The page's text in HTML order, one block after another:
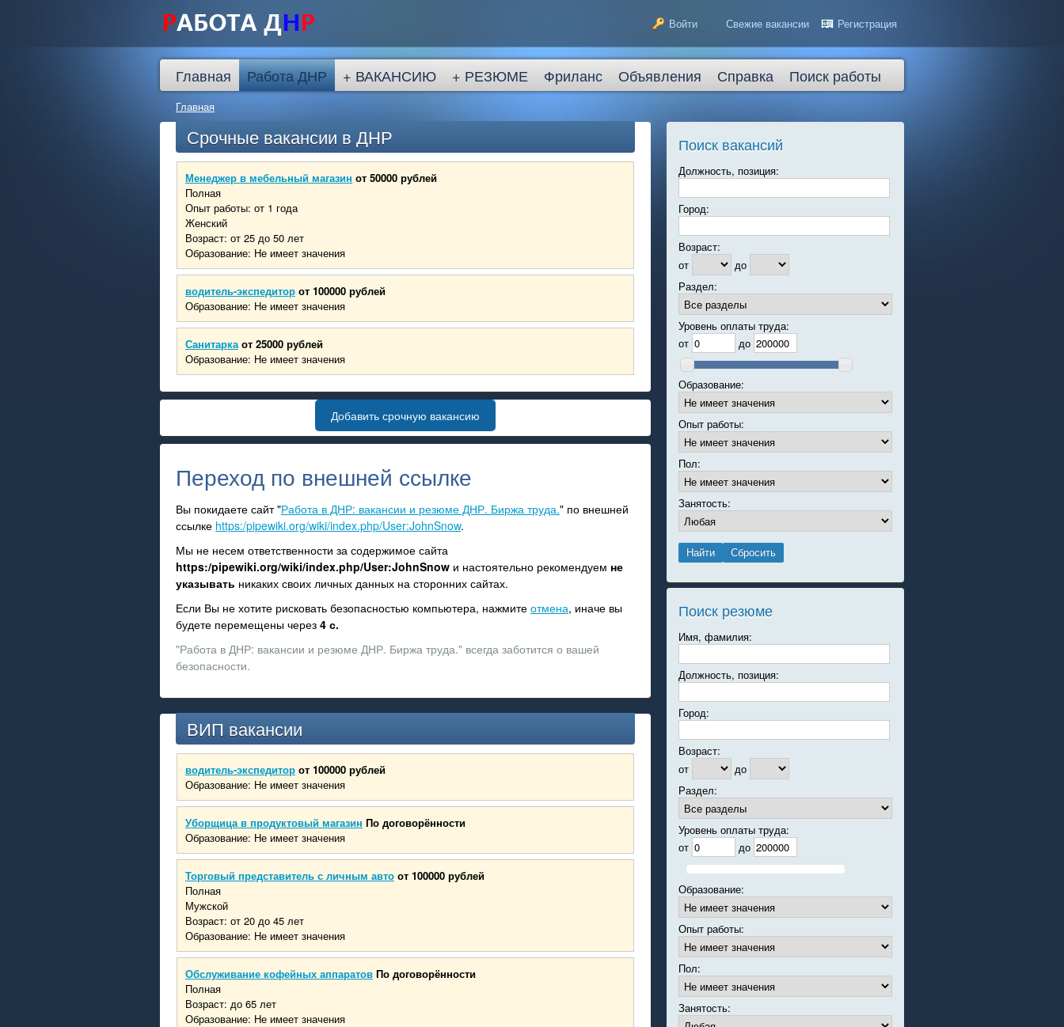
Войти Свежие вакансии Регистрация
Главная Работа ДНР + ВАКАНСИЮ + РЕЗЮМЕ Фриланс Объявления Справка Поиск работы
Главная
Срочные вакансии в ДНР
Менеджер в мебельный магазин от 50000 рублей
Полная
Опыт работы: от 1 года
Женский
Возраст: от 25 до 50 лет
Образование: Не имеет значения
водитель-экспедитор от 100000 рублей
Образование: Не имеет значения
Санитарка от 25000 рублей
Образование: Не имеет значения
Добавить срочную вакансию
Переход по внешней ссылке
Вы покидаете сайт "Работа в ДНР: вакансии и резюме ДНР. Биржа труда." по внешней
ссылке https:/pipewiki.org/wiki/index.php/User:JohnSnow.
Мы не несем ответственности за содержимое сайта
https:/pipewiki.org/wiki/index.php/User:JohnSnow и настоятельно рекомендуем не
указывать никаких своих личных данных на сторонних сайтах.
Если Вы не хотите рисковать безопасностью компьютера, нажмите отмена, иначе вы
будете перемещены через 3 с.
"Работа в ДНР: вакансии и резюме ДНР. Биржа труда." всегда заботится о вашей
безопасности.
ВИП вакансии
водитель-экспедитор от 100000 рублей
Образование: Не имеет значения
Уборщица в продуктовый магазин По договорённости
Образование: Не имеет значения
Торговый представитель с личным авто от 100000 рублей
Полная
Мужской
Возраст: от 20 до 45 лет
Образование: Не имеет значения
Обслуживание кофейных аппаратов По договорённости
Полная
Возраст: до 65 лет
Образование: Не имеет значения
Поиск вакансий
Должность, позиция:
Город:
Возраст:
от
до
Раздел:
Уровень оплаты труда:
от
до
Образование:
Опыт работы:
Пол:
Занятость:
Поиск резюме
Имя, фамилия:
Должность, позиция:
Город:
Возраст:
от
до
Раздел:
Уровень оплаты труда:
от
до
Образование:
Опыт работы:
Пол:
Занятость: